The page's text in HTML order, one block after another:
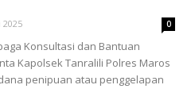
2025 0
Konsultasi dan Bantuan
Kapolsek Tanralili Polres Maros
penipuan atau penggelapan